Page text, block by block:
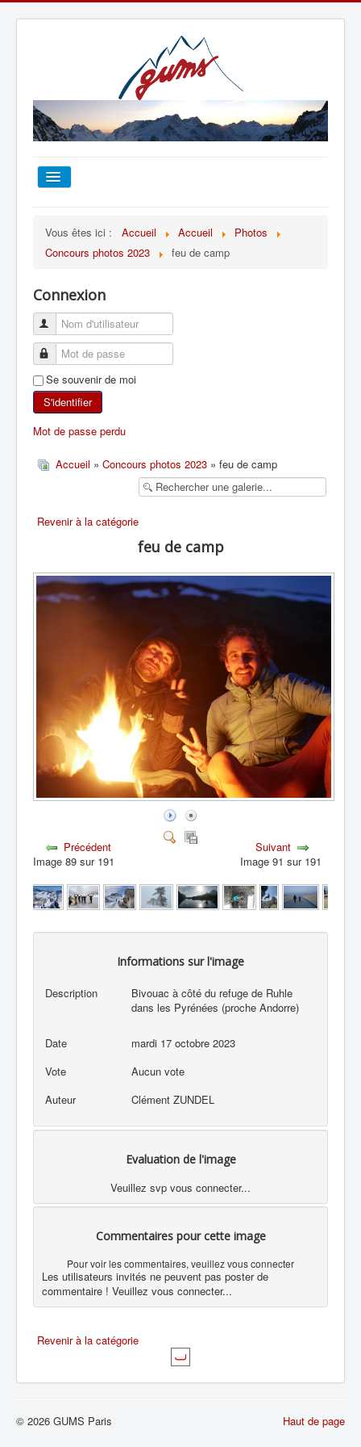
TOUT SUR LE GUMS
ESCALADE
ALPINISME
SKI DE RANDONNÉE
RANDONNÉE SPORTIVE
Vous êtes ici : Accueil Accueil
Photos
Concours photos 2023
feu de camp
Connexion
Se souvenir de moi
S'identifier
Mot de passe perdu
Accueil » Concours photos 2023 » feu de camp
Revenir à la catégorie
feu de camp
Précédent
Image 89 sur 191
Suivant
Image 91 sur 191
Informations sur l'image
Description
Bivouac à côté du refuge de Ruhle
dans les Pyrénées (proche Andorre)
Date
mardi 17 octobre 2023
Vote
Aucun vote
Auteur
Clément ZUNDEL
Evaluation de l'image
Veuillez svp vous connecter...
Commentaires pour cette image
Pour voir les commentaires, veuillez vous connecter
Les utilisateurs invités ne peuvent pas poster de
commentaire ! Veuillez vous connecter...
Revenir à la catégorie
Haut de page
© 2026 GUMS Paris